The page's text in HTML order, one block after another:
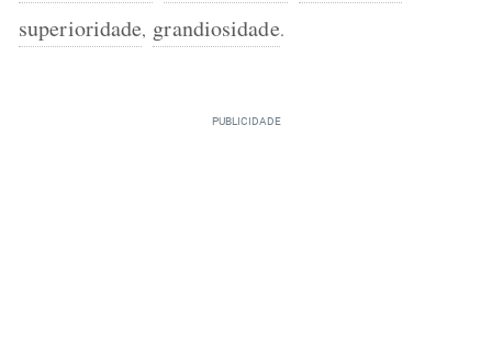
superioridade, grandiosidade.